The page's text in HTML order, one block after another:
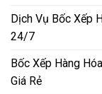
Dịch Vụ Bốc Xếp
24/7
Bốc Xếp Hàng
Giá Rẻ